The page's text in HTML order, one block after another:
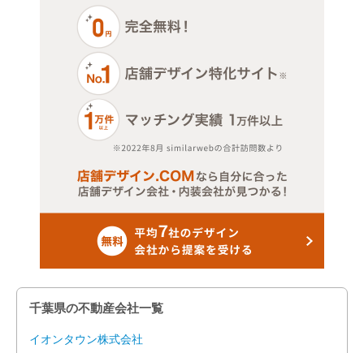
千葉県の不動産会社一覧
イオンタウン株式会社